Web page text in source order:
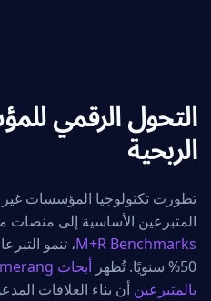
التحول الرقمي
الربحية
تطورت تكنولوجيا المؤسسات غير
المتبرعين الأساسية إلى منصات
M+R Benchmarks، تنمو
50% سنويًا. تُظهر
بالمتبرعين أن بناء العلاقات